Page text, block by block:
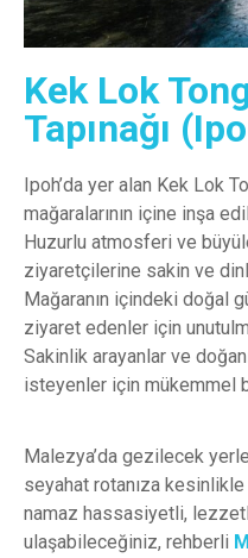
Kek Lok
Tapınağı
Ipoh’da yer alan Kek Lok
mağaralarının içine inşa
Huzurlu atmosferi ve
ziyaretçilerine sakin ve
Mağaranın içindeki doğal
ziyaret edenler için
Sakinlik arayanlar ve
isteyenler için mükemmel
Malezya’da gezilecek
seyahat rotanıza
namaz hassasiyetli,
ulaşabileceğiniz, rehberli